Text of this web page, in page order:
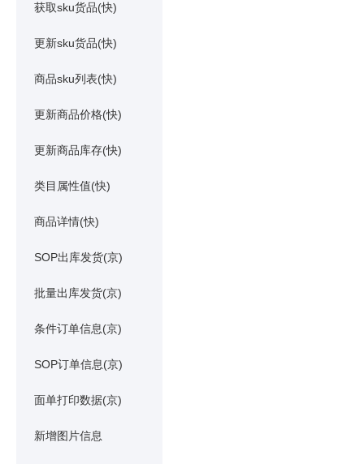
获取sku货品(快)
更新sku货品(快)
商品sku列表(快)
更新商品价格(快)
更新商品库存(快)
类目属性值(快)
商品详情(快)
SOP出库发货(京)
批量出库发货(京)
条件订单信息(京)
SOP订单信息(京)
面单打印数据(京)
新增图片信息